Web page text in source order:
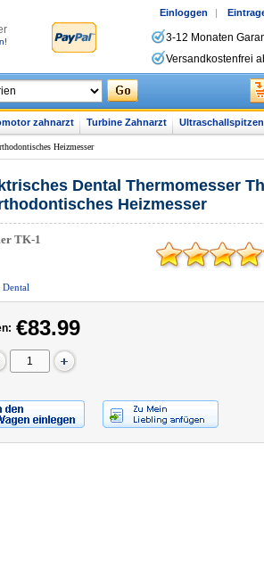
Einloggen |
3-12 Monaten
Versandkostenfrei
zahnarzt Turbine Zahnarzt Ultraschallspitzen
Heizmesser
Dental Thermomesser
Heizmesser
TK-1
Dental
€83.99